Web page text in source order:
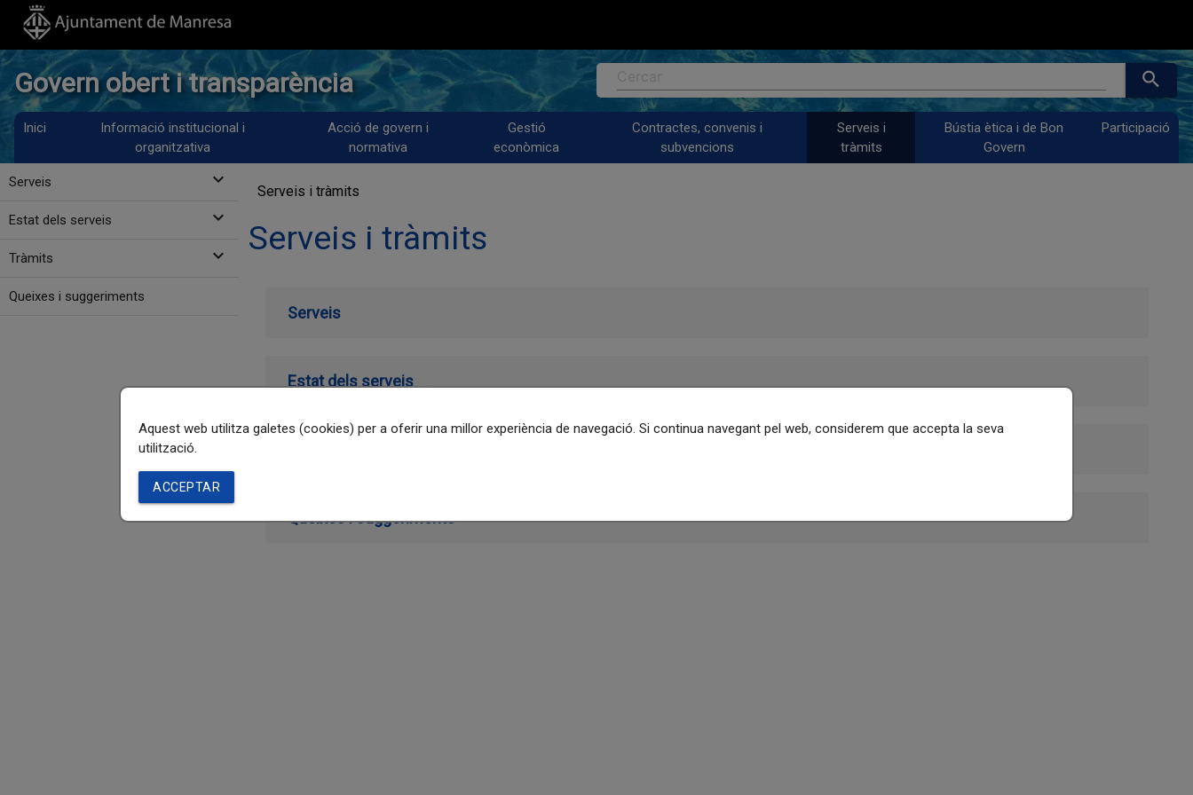
Aquest web utilitza galetes (cookies) per a oferir una millor experiència de navegació. Si continua navegant pel web, considerem que accepta la seva
utilització.
ACCEPTAR
Govern obert i transparència
Cercar
search
Inici
Informació institucional i
organitzativa
Acció de govern i
normativa
Gestió
econòmica
Contractes, convenis i
subvencions
Serveis i
tràmits
Bústia ètica i de Bon
Govern
Participació
Serveis expand_more
Estat dels serveis expand_more
Tràmits expand_more
Queixes i suggeriments
Serveis i tràmits
Serveis i tràmits
Serveis
Estat dels serveis
Queixes i suggeriments